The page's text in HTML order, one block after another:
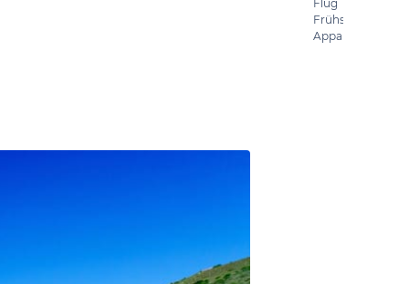
Flug
Frühstück
Appartement